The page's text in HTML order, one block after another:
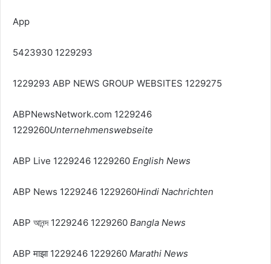
App
5423930 1229293
1229293 ABP NEWS GROUP WEBSITES 1229275
ABPNewsNetwork.com 1229246
1229260Unternehmenswebseite
ABP Live 1229246 1229260 English News
ABP News 1229246 1229260Hindi Nachrichten
ABP আনন্দ 1229246 1229260 Bangla News
ABP माझा 1229246 1229260 Marathi News